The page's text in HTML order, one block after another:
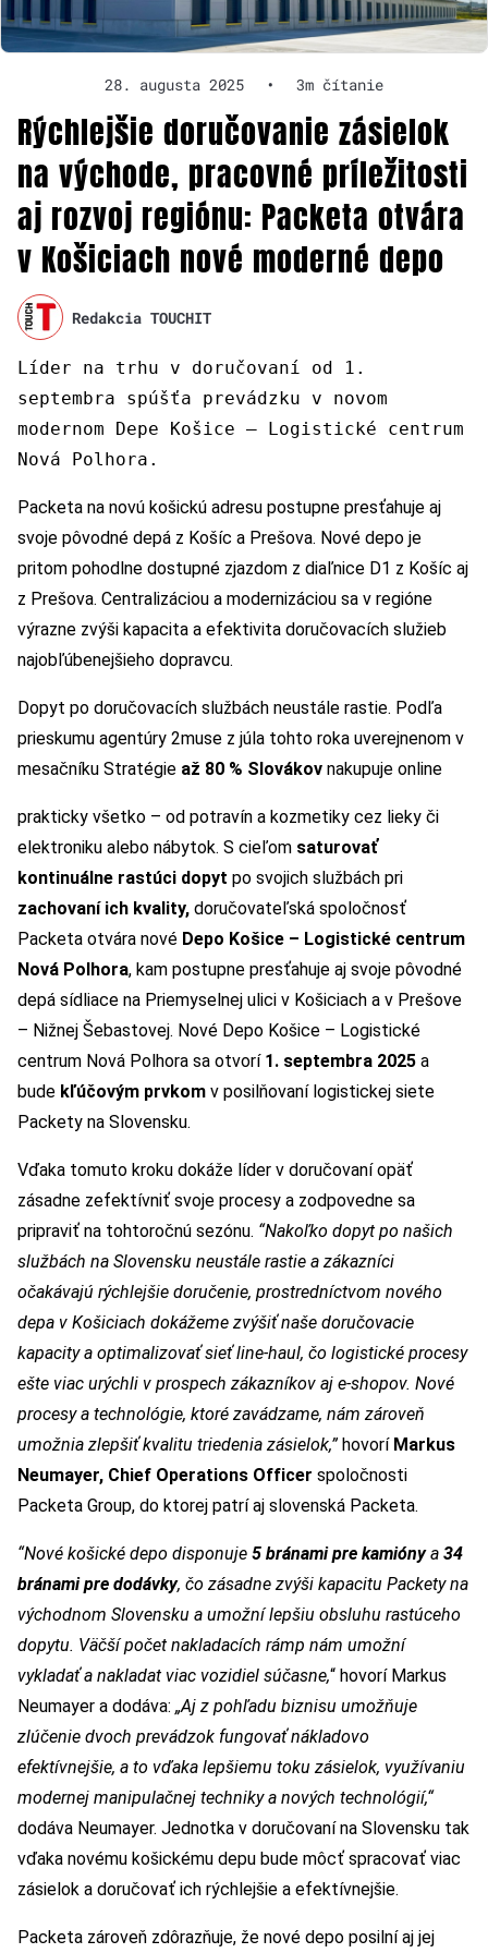
28. augusta 2025 • 3m čítanie
Rýchlejšie doručovanie zásielok
na východe, pracovné príležitosti
aj rozvoj regiónu: Packeta otvára
v Košiciach nové moderné depo
Redakcia TOUCHIT
Líder na trhu v doručovaní od 1.
septembra spúšťa prevádzku v novom
modernom Depe Košice – Logistické centrum
Nová Polhora.
Packeta na novú košickú adresu postupne presťahuje aj
svoje pôvodné depá z Košíc a Prešova. Nové depo je
pritom pohodlne dostupné zjazdom z diaľnice D1 z Košíc aj
z Prešova. Centralizáciou a modernizáciou sa v regióne
výrazne zvýši kapacita a efektivita doručovacích služieb
najobľúbenejšieho dopravcu.
Dopyt po doručovacích službách neustále rastie. Podľa
prieskumu agentúry 2muse z júla tohto roka uverejnenom v
mesačníku Stratégie až 80 % Slovákov nakupuje online
prakticky všetko – od potravín a kozmetiky cez lieky či
elektroniku alebo nábytok. S cieľom saturovať
kontinuálne rastúci dopyt po svojich službách pri
zachovaní ich kvality, doručovateľská spoločnosť
Packeta otvára nové Depo Košice – Logistické centrum
Nová Polhora, kam postupne presťahuje aj svoje pôvodné
depá sídliace na Priemyselnej ulici v Košiciach a v Prešove
– Nižnej Šebastovej. Nové Depo Košice – Logistické
centrum Nová Polhora sa otvorí 1. septembra 2025 a
bude kľúčovým prvkom v posilňovaní logistickej siete
Packety na Slovensku.
Vďaka tomuto kroku dokáže líder v doručovaní opäť
zásadne zefektívniť svoje procesy a zodpovedne sa
pripraviť na tohtoročnú sezónu. “Nakoľko dopyt po našich
službách na Slovensku neustále rastie a zákazníci
očakávajú rýchlejšie doručenie, prostredníctvom nového
depa v Košiciach dokážeme zvýšiť naše doručovacie
kapacity a optimalizovať sieť line-haul, čo logistické procesy
ešte viac urýchli v prospech zákazníkov aj e-shopov. Nové
procesy a technológie, ktoré zavádzame, nám zároveň
umožnia zlepšiť kvalitu triedenia zásielok,”hovorí Markus
Neumayer, Chief Operations Officer spoločnosti
Packeta Group, do ktorej patrí aj slovenská Packeta.
“Nové košické depo disponuje 5 bránami pre kamiónya 34
bránami pre dodávky, čo zásadne zvýši kapacitu Packety na
východnom Slovensku a umožní lepšiu obsluhu rastúceho
dopytu. Väčší počet nakladacích rámp nám umožní
vykladať a nakladat viac vozidiel súčasne,“ hovorí Markus
Neumayer a dodáva: „Aj z pohľadu biznisu umožňuje
zlúčenie dvoch prevádzok fungovať nákladovo
efektívnejšie, a to vďaka lepšiemu toku zásielok, využívaniu
modernej manipulačnej techniky a nových technológií,“
dodáva Neumayer. Jednotka v doručovaní na Slovensku tak
vďaka novému košickému depu bude môcť spracovať viac
zásielok a doručovať ich rýchlejšie a efektívnejšie.
Packeta zároveň zdôrazňuje, že nové depo posilní aj jej